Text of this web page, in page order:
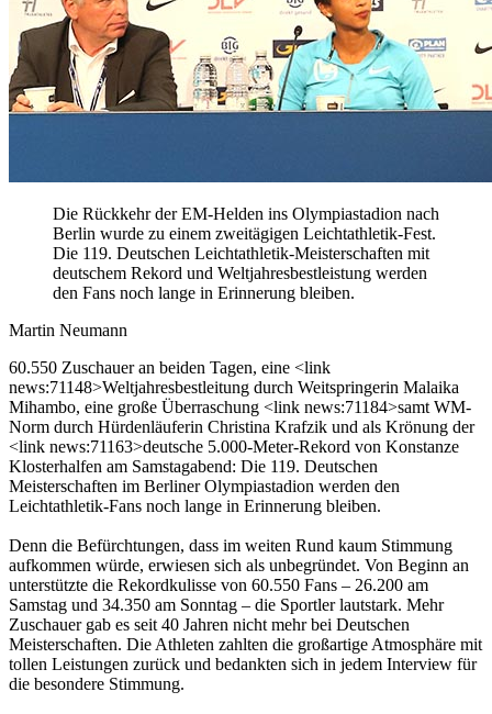
Die Rückkehr der EM-Helden ins Olympiastadion nach
Berlin wurde zu einem zweitägigen Leichtathletik-Fest.
Die 119. Deutschen Leichtathletik-Meisterschaften mit
deutschem Rekord und Weltjahresbestleistung werden
den Fans noch lange in Erinnerung bleiben.
Martin Neumann
60.550 Zuschauer an beiden Tagen, eine <link
news:71148>Weltjahresbestleitung durch Weitspringerin Malaika
Mihambo, eine große Überraschung <link news:71184>samt WM-
Norm durch Hürdenläuferin Christina Krafzik und als Krönung der
<link news:71163>deutsche 5.000-Meter-Rekord von Konstanze
Klosterhalfen am Samstagabend: Die 119. Deutschen
Meisterschaften im Berliner Olympiastadion werden den
Leichtathletik-Fans noch lange in Erinnerung bleiben.
Denn die Befürchtungen, dass im weiten Rund kaum Stimmung
aufkommen würde, erwiesen sich als unbegründet. Von Beginn an
unterstützte die Rekordkulisse von 60.550 Fans – 26.200 am
Samstag und 34.350 am Sonntag – die Sportler lautstark. Mehr
Zuschauer gab es seit 40 Jahren nicht mehr bei Deutschen
Meisterschaften. Die Athleten zahlten die großartige Atmosphäre mit
tollen Leistungen zurück und bedankten sich in jedem Interview für
die besondere Stimmung.